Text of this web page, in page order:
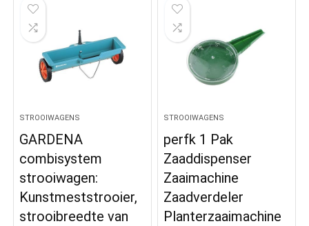
STROOIWAGENS
GARDENA
combisystem
strooiwagen:
Kunstmeststrooier,
strooibreedte van
STROOIWAGENS
perfk 1 Pak
Zaaddispenser
Zaaimachine
Zaadverdeler
Planterzaaimachine